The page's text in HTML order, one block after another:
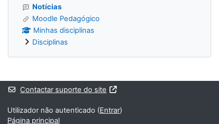
Notícias
Moodle Pedagógico
Minhas disciplinas
Disciplinas
Blocos adicionais
Contactar suporte do site
Utilizador não autenticado (Entrar)
Página principal